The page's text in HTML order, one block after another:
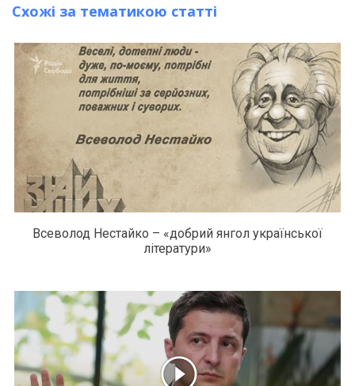
Схожі за тематикою статті
Всеволод Нестайко – «добрий янгол української
літератури»